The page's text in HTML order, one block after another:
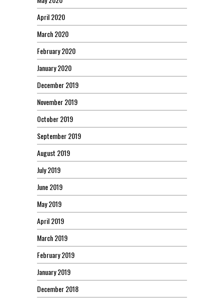
April 2020
March 2020
February 2020
January 2020
December 2019
November 2019
October 2019
September 2019
August 2019
July 2019
June 2019
May 2019
April 2019
March 2019
February 2019
January 2019
December 2018